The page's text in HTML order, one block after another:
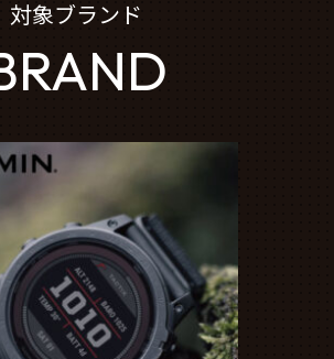
対象ブランド